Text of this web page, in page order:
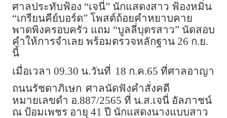
ศาลประทับฟ้อง “เจนี่” นักแสดงสาว ฟ้องหมิ่น
“เกรียนคีย์บอร์ด” โพสต์ถ้อยคำหยาบคาย
พาดพิงครอบครัว แถม “บูลลี่บุตรสาว” นัดสอบ
คำให้การจำเลย พร้อมตรวจหลักฐาน 26 ก.ย.
นี้
เมื่อเวลา 09.30 น.วันที่ 18 ก.ค.65 ที่ศาลอาญา
ถนนรัชดาภิเษก ศาลนัดฟังคำสั่งคดี
หมายเลขดำ อ.887/2565 ที่ น.ส.เจนี่ อัลภาชน์
ณ ป้อมเพชร อายุ 41 ปี นักแสดงนางแบบสาว